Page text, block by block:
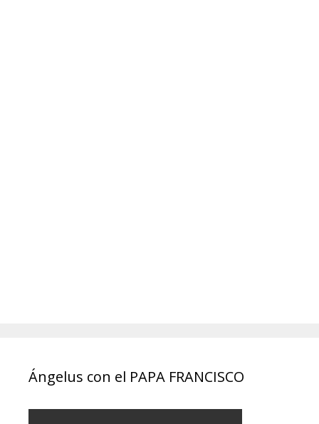
Ángelus con el PAPA FRANCISCO